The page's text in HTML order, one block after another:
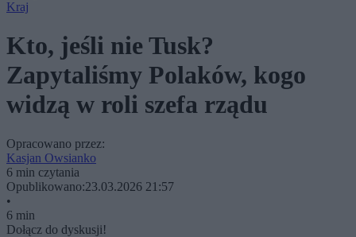
Kraj
Kto, jeśli nie Tusk?
Zapytaliśmy Polaków, kogo
widzą w roli szefa rządu
Opracowano przez:
Kasjan Owsianko
6 min czytania
Opublikowano:23.03.2026 21:57
•
6 min
Dołącz do dyskusji!